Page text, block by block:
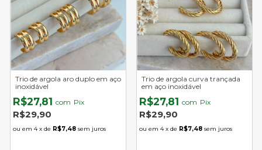
Trio de argola aro duplo em aço
inoxidável
R$27,81 com Pix
R$29,90
4 x de R$7,48 sem juros
Trio de argola curva trançada
em aço inoxidável
R$27,81 com Pix
R$29,90
4 x de R$7,48 sem juros